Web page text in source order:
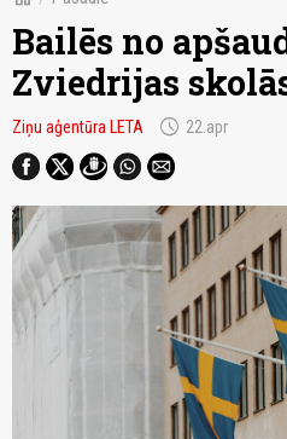
Bailēs no
Zviedrijas
Ziņu aģentūra LETA schedule 22.apr